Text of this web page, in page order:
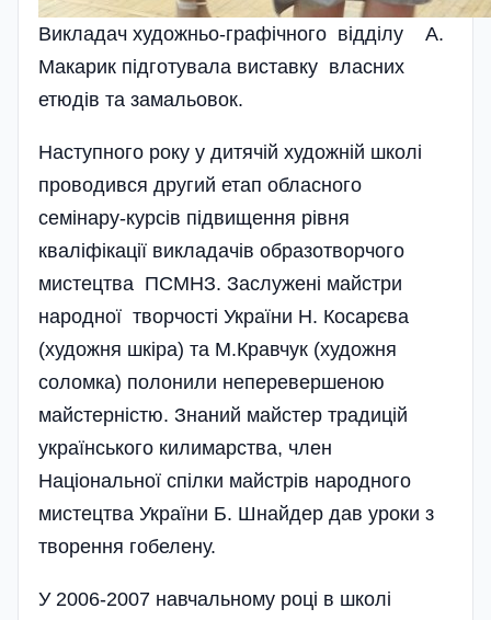
Викладач художньо-гра­фічного відділу А.
Макарик підготувала виставку власних
етюдів та зама­льовок.
Наступного року у дитя­чій художній школі
проводи­вся другий етап обласно­го
семінару-курсів підвищення рівня
кваліфікації викладачів образотворчого
мистецтва ПСМНЗ. Заслужені майстри
народної творчості України Н. Коса­рєва
(художня шкіра) та М.Кравчук (художня
соломка) полони­ли неперевершеною
майстер­ні­с­­тю­. Знаний майстер традицій
укра­їнського килимарства, член
Національної спілки майст­рів народного
мистецтва України Б. Шнайдер дав уроки з
творення гобелену.
У 2006-2007 навчальному році в школі